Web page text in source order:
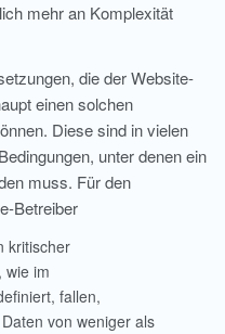
mehr an Komplexität
die der Website-
einen solchen
Diese sind in vielen
unter denen ein
muss. Für den
Betreiber
kritischer
wie im
fallen,
von weniger als